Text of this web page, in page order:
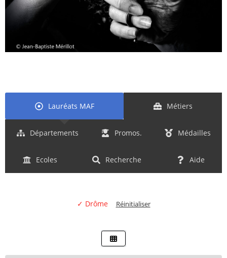
Lauréats MAF Métiers
Départements Promos. Médailles
Ecoles Recherche Aide
✓ Drôme Réinitialiser